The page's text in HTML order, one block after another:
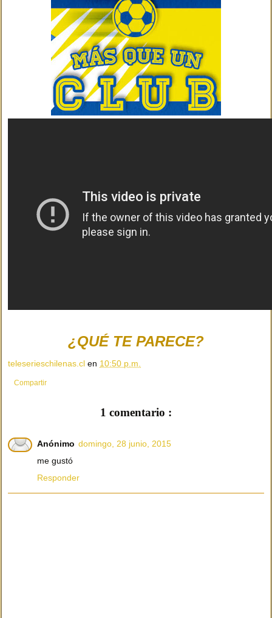
¿QUÉ TE PARECE?
teleserieschilenas.cl en 10:50 p.m.
Compartir
1 comentario :
Anónimo domingo, 28 junio, 2015
me gustó
Responder